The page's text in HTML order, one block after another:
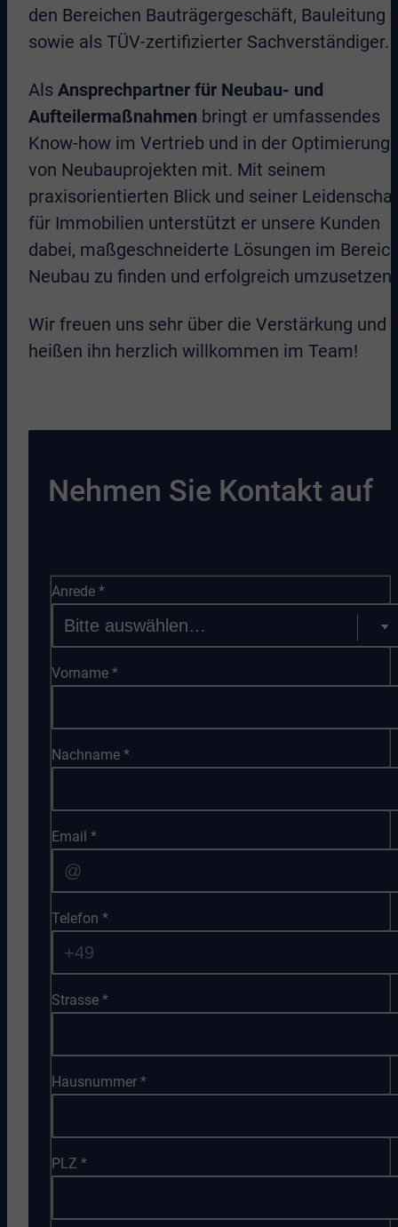
den Bereichen Bauträgergeschäft, Bauleitung
sowie als TÜV-zertifizierter Sachverständiger.
Als Ansprechpartner für Neubau- und
Aufteilermaßnahmen bringt er umfassendes
Know-how im Vertrieb und in der Optimierung
von Neubauprojekten mit. Mit seinem
praxisorientierten Blick und seiner
für Immobilien unterstützt er unsere Kunden
dabei, maßgeschneiderte Lösungen im
Neubau zu finden und erfolgreich umzusetzen.
Wir freuen uns sehr über die Verstärkung und
heißen ihn herzlich willkommen im Team!
Nehmen Sie Kontakt auf
Anrede*
Vorname*
Nachname*
Email*
Telefon*
Strasse*
Hausnummer*
PLZ*